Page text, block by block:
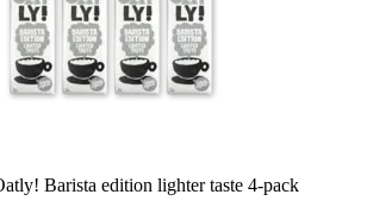
Barista edition lighter taste 4-pack